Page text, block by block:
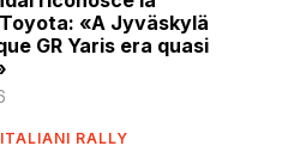
«A Jyväskylä
GR Yaris era quasi
RALLY